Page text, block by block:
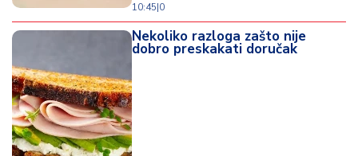
10:45|0
Nekoliko razloga zašto nije
dobro preskakati doručak